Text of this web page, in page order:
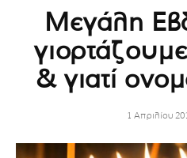
Μεγάλη
& γιατί
1 Απριλίου